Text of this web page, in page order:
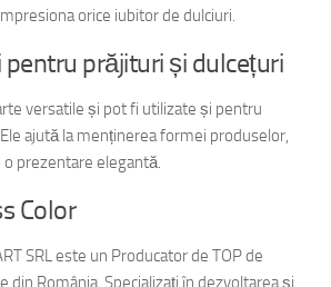
orice iubitor de dulciuri.
pentru prăjituri și dulcețuri
versatile și pot fi utilizate și pentru
ajută la menținerea formei produselor,
prezentare elegantă.
Color
SRL este un Producator de TOP de
din România. Specializați în dezvoltarea și